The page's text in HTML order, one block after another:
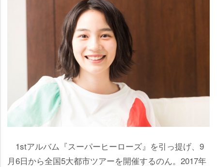
1stアルバム『スーパーヒーローズ』を引っ提げ、9
月6日から全国5大都市ツアーを開催するのん。2017年